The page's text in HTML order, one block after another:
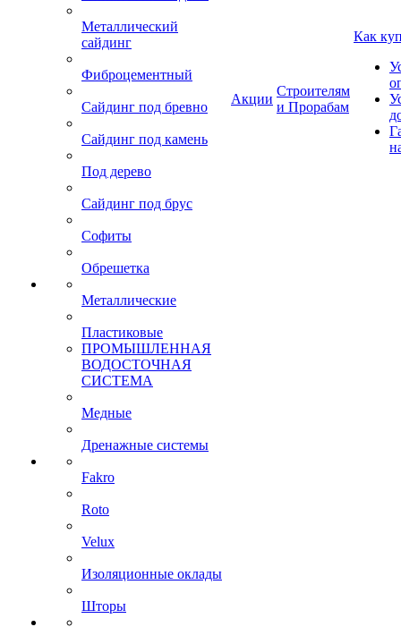
Металлический
сайдинг
Фиброцементный
Сайдинг под бревно
Сайдинг под камень
Под дерево
Сайдинг под брус
Софиты
Обрешетка
Металлические
Пластиковые
ПРОМЫШЛЕННАЯ
ВОДОСТОЧНАЯ
СИСТЕМА
Медные
Дренажные системы
Fakro
Roto
Velux
Изоляционные оклады
Шторы
Акции
Строителям
и Прорабам
Как